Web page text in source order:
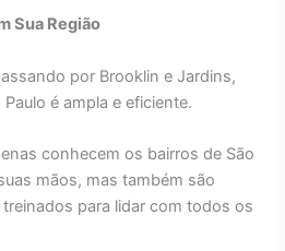
Sua Região
por Brooklin e Jardins,
é ampla e eficiente.
conhecem os bairros de São
mãos, mas também são
para lidar com todos os